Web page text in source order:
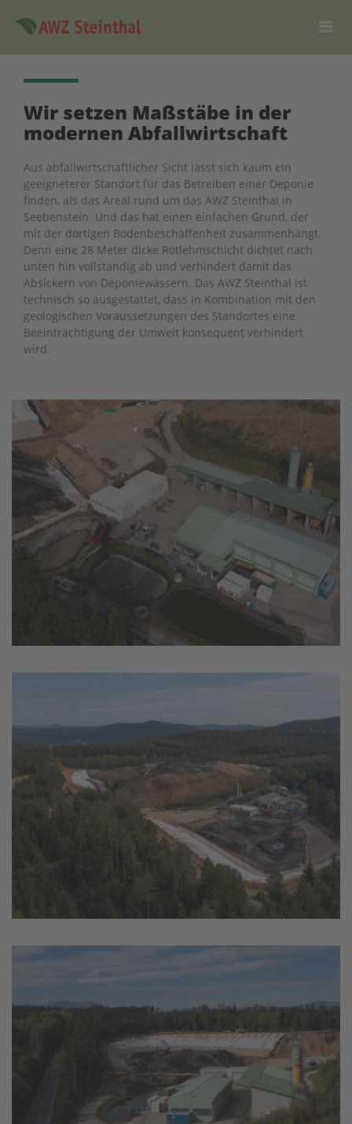
Wir setzen Maßstäbe in der
modernen Abfallwirtschaft
Aus abfallwirtschaftlicher Sicht lässt sich kaum ein
geeigneterer Standort für das Betreiben einer Deponie
finden, als das Areal rund um das AWZ Steinthal in
Seebenstein. Und das hat einen einfachen Grund, der
mit der dortigen Bodenbeschaffenheit zusammenhängt.
Denn eine 28 Meter dicke Rotlehmschicht dichtet nach
unten hin vollständig ab und verhindert damit das
Absickern von Deponiewässern. Das AWZ Steinthal ist
technisch so ausgestattet, dass in Kombination mit den
geologischen Voraussetzungen des Standortes eine
Beeinträchtigung der Umwelt konsequent verhindert
wird.